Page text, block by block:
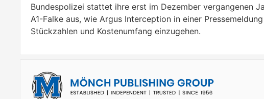
Bundespolizei stattet ihre erst im Dezember vergangenen
A1-Falke aus, wie Argus Interception in einer
Stückzahlen und Kostenumfang einzugehen.